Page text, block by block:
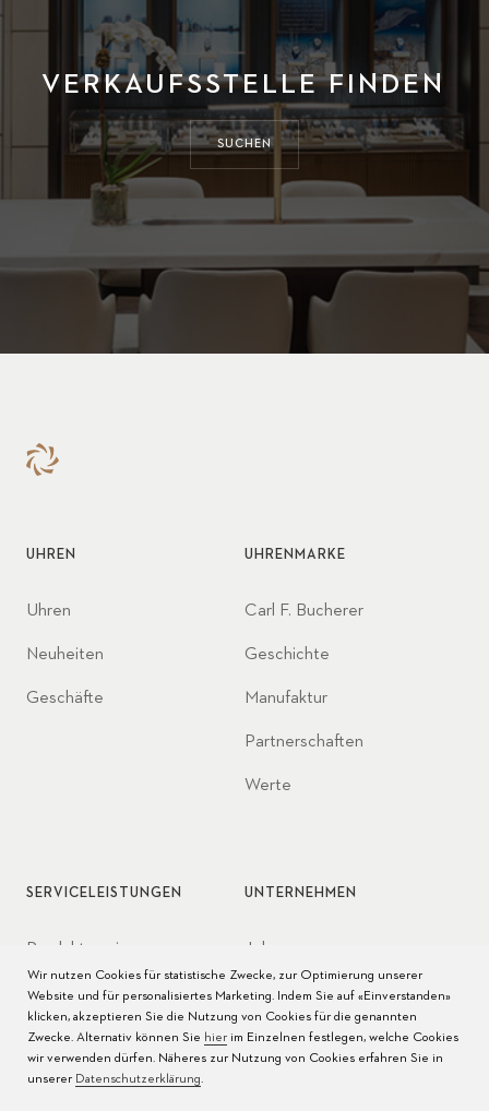
VERKAUFSSTELLE FINDEN
SUCHEN
UHREN
Uhren
Neuheiten
Geschäfte
UHRENMARKE
Carl F. Bucherer
Geschichte
Manufaktur
Partnerschaften
Werte
SERVICELEISTUNGEN
Produktservice
Pflege der Uhr
Bedienungsanleitungen
FAQ
UNTERNEHMEN
Jobs
Presse
Kontakt
Wir nutzen Cookies für statistische Zwecke, zur Optimierung unserer
Website und für personalisiertes Marketing. Indem Sie auf «Einverstanden»
klicken, akzeptieren Sie die Nutzung von Cookies für die genannten
Zwecke. Alternativ können Sie hierim Einzelnen festlegen, welche Cookies
wir verwenden dürfen. Näheres zur Nutzung von Cookies erfahren Sie in
unserer Datenschutzerklärung.